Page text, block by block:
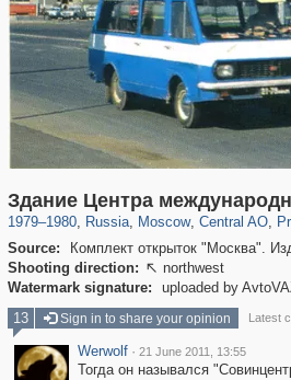
Здание Центра
1979–1980, Russia
1,406,034 29,243
, Moscow
319,724 8,286
, Central AO
159,930 5,916
,
Source:
Комплект открыток "Москва".
Shooting direction:  northwest
Watermark signature:
uploaded by
13 Sign in to share your opinion Latest
Werwolf · 21 June 2011, 13:55
Тогда он назывался